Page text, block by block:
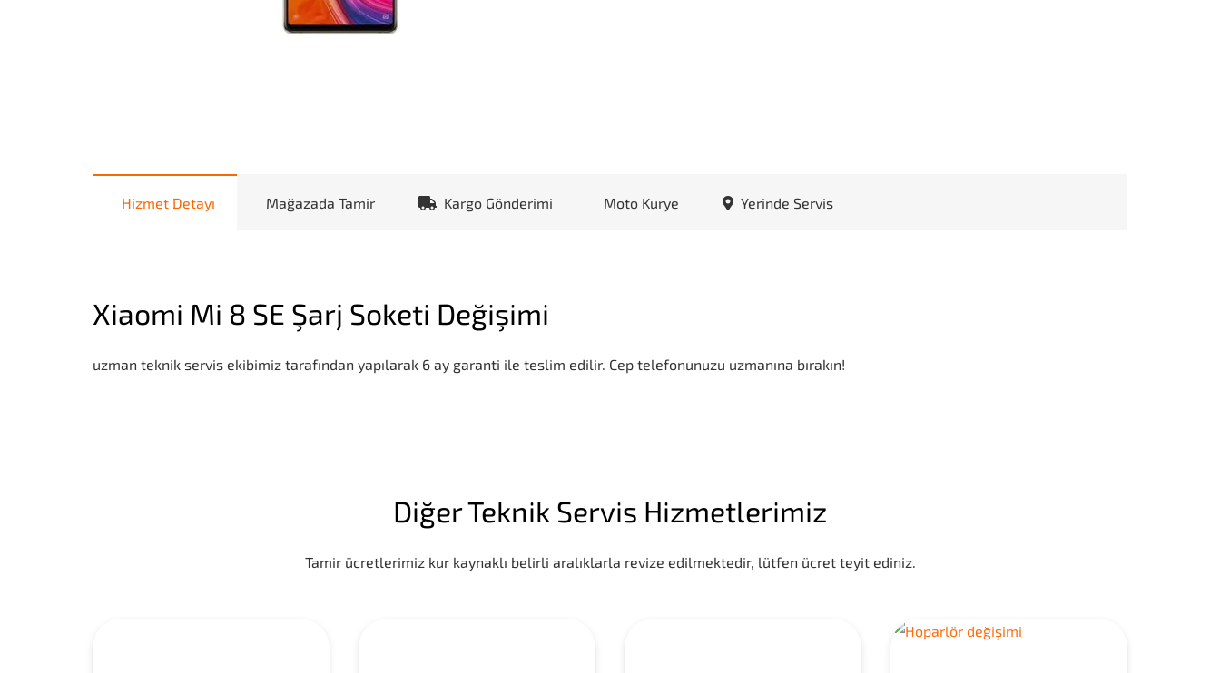
Hizmet Detayı Mağazada Tamir Kargo Gönderimi Moto Kurye Yerinde Servis
Xiaomi Mi 8 SE Şarj Soketi Değişimi
uzman teknik servis ekibimiz tarafından yapılarak 6 ay garanti ile teslim edilir. Cep telefonunuzu uzmanına bırakın!
Diğer Teknik Servis Hizmetlerimiz
Tamir ücretlerimiz kur kaynaklı belirli aralıklarla revize edilmektedir, lütfen ücret teyit ediniz.